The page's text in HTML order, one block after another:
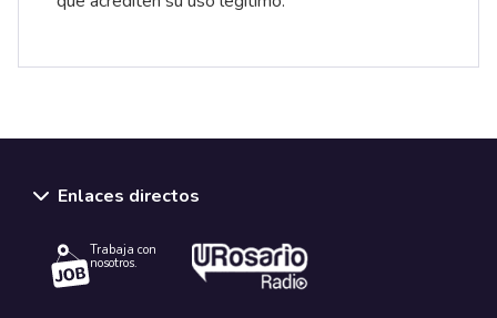
Enlaces directos
Trabaja con
nosotros.